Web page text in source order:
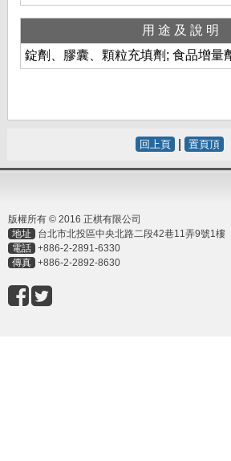
用途及說明
錠劑、膠囊、顆粒充填劑; 食品增量
回上頁 置頁頂
版權所有 © 2016 正棋有限公司
地址
台北市北投區中央北路二段42巷11弄9號1樓
電話 +886-2-2891-6330
傳真 +886-2-2892-8630